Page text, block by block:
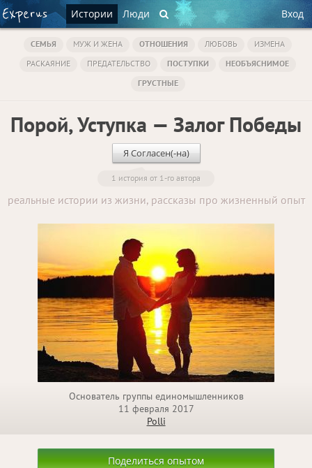
Истории Люди Вход
СЕМЬЯ МУЖ И ЖЕНА ОТНОШЕНИЯ ЛЮБОВЬ
ИЗМЕНА
РАСКАЯНИЕ
ПРЕДАТЕЛЬСТВО ПОСТУПКИ
НЕОБЪЯСНИМОЕ
ГРУСТНЫЕ
Порой, Уступка — Залог Победы
Я Согласен(-на)
1 история от 1-го автора
реальные истории из жизни, рассказы про жизненный опыт
Основатель группы единомышленников
11 февраля 2017
Polli
Поделиться опытом